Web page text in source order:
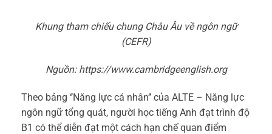
Khung tham chiếu chung Châu Âu về ngôn ngữ
(CEFR)
Nguồn: https://www.cambridgeenglish.org
Theo bảng ‘’Năng lực cá nhân’’ của ALTE – Năng lực
ngôn ngữ tổng quát, người học tiếng Anh đạt trình độ
B1 có thể diễn đạt một cách hạn chế quan điểm